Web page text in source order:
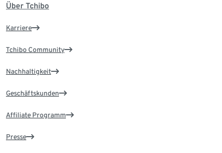
Über Tchibo
Karriere
Tchibo Community
Nachhaltigkeit
Geschäftskunden
Affiliate Programm
Presse